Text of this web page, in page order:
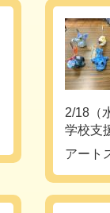
2/18（
学校支
アート